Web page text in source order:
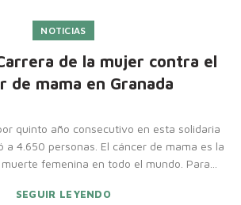
NOTICIAS
de la mujer contra el
de mama en Granada
quinto año consecutivo en esta solidaria
a 4.650 personas. El cáncer de mama es la
femenina en todo el mundo. Para...
SEGUIR LEYENDO